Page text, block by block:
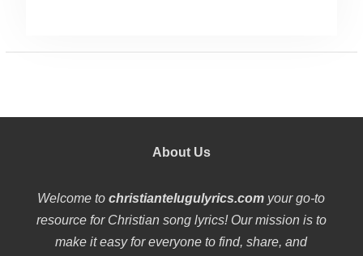
About Us
Welcome tochristiantelugulyrics.com your go-to
resource for Christian song lyrics! Our mission is to
make it easy for everyone to find, share, and